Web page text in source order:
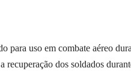
uso em combate aéreo
dos soldados